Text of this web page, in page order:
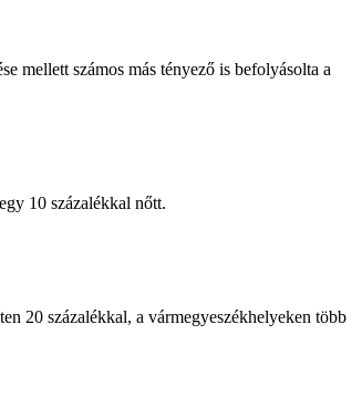
mellett számos más tényező is befolyásolta a
10 százalékkal nőtt.
20 százalékkal, a vármegyeszékhelyeken több